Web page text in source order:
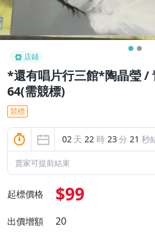
店鋪
*還有唱片行三館*陶晶瑩 /
64(需競標)
競標
02 天 22 時 23分 20 秒
賣家可提前結束
起標價格 $99
出價增額 20